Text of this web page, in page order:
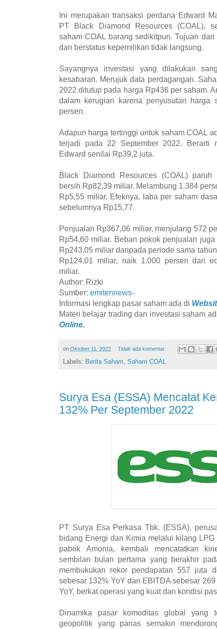
Ini merupakan transaksi perdana Edward
PT Black Diamond Resources (COAL),
saham COAL barang sedikitpun. Tujuan
dan berstatus kepemilikan tidak langsung.
Sayangnya investasi yang dilakukan
kesabaran. Merujuk data perdagangan.
2022 ditutup pada harga Rp436 per saham.
dalam kerugian karena penyusutan harga
persen.
Adapun harga tertinggi untuk saham COAL
terjadi pada 22 September 2022. Berarti
Edward senilai Rp39,2 juta.
Black Diamond Resources (COAL)
bersih Rp82,39 miliar. Melambung 1.384
Rp5,55 miliar. Efeknya, laba per saham
sebelumnya Rp15,77.
Penjualan Rp367,06 miliar, menjulang 572
Rp54,60 miliar. Beban pokok penjualan
Rp243,05 miliar daripada periode sama
Rp124,01 miliar, naik 1.000 persen dari
miliar.
Author: Rizki
Sumber: emitennews-
Informasi lengkap pasar saham ada di
Materi belajar trading dan investasi saham
Online.
on Oktober 11, 2022 Tidak ada komentar:
Labels: Berita Saham, Saham COAL
Surya Esa (ESSA) Mencatat
132% Per September 2022
PT Surya Esa Perkasa Tbk. (ESSA),
bidang Energi dan Kimia melalui kilang
pabrik Amonia, kembali mencatatkan
sembilan bulan pertama yang berakhir
membukukan rekor pendapatan 557 juta
sebesar 132% YoY dan EBITDA sebesar
YoY, berkat operasi yang kuat dan kondisi
Dinamika pasar komoditas global yang
geopolitik yang panas semakin